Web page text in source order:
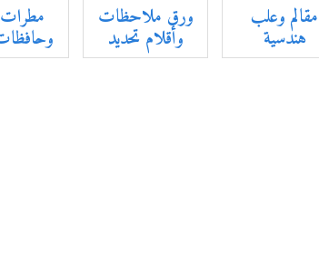
مقالم وعلب
هندسية
ورق ملاحظات
وأقلام تحديد
مطرات